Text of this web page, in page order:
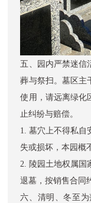
五、园内严禁迷信
葬与祭扫。墓区主
使用，请远离绿化
止纠纷与赔偿。
1. 墓穴上不得私自
失或损坏，本园概
2. 陵园土地权属国
退墓，按销售合同
六、清明、冬至